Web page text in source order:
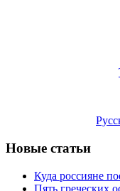
Новые статьи
Куда россияне
Пять греческих